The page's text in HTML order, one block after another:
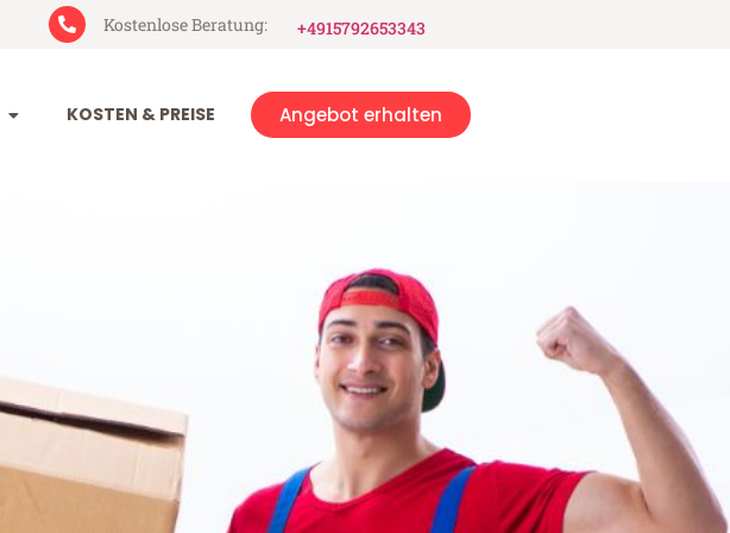
Kostenlose Beratung: +4915792653343
KOSTEN & PREISE Angebot erhalten